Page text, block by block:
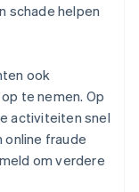
schade helpen
ook
te nemen. Op
activiteiten snel
online fraude
om verdere